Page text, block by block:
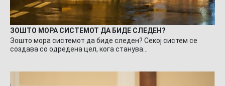
ЗОШТО МОРА СИСТЕМОТ ДА БИДЕ СЛЕДЕН?
Зошто мора системот да биде следен? Секој систем се
создава со одредена цел, кога станува…